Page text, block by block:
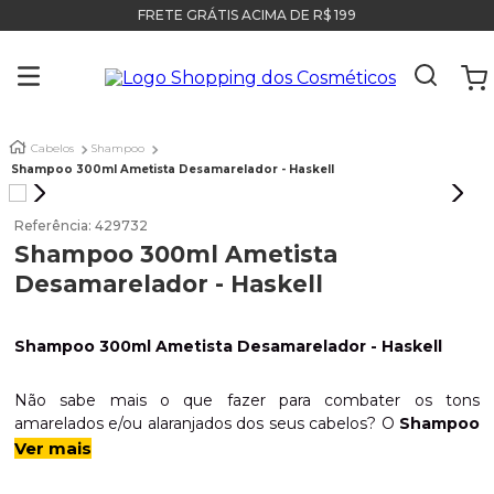
FRETE GRÁTIS ACIMA DE R$ 199
Cabelos
Shampoo
Shampoo 300ml Ametista Desamarelador - Haskell
Referência: 429732
Shampoo 300ml Ametista
Desamarelador - Haskell
Shampoo 300ml Ametista Desamarelador - Haskell
Não sabe mais o que fazer para combater os tons
amarelados e/ou alaranjados dos seus cabelos? O Shampoo
Ametista Desamarelador
Ver mais